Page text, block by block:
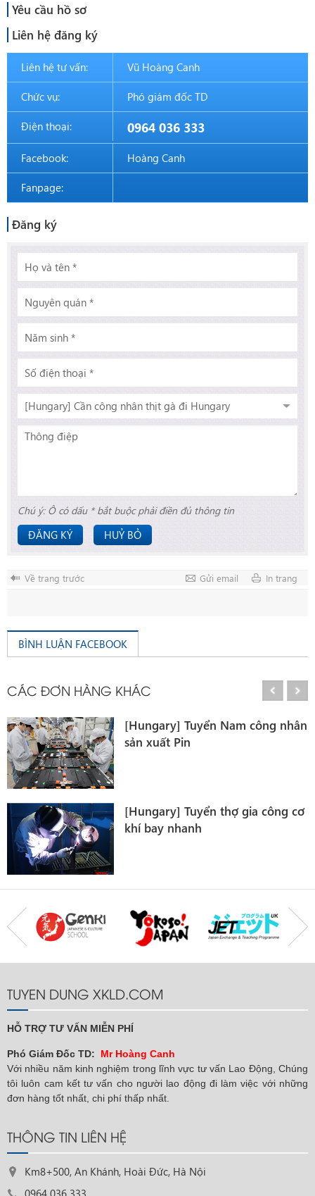
Yêu cầu hồ sơ
Liên hệ đăng ký
Liên hệ tư vấn: Vũ Hoàng Canh
Chức vụ: Phó giám đốc TD
Điện thoại: 0964 036 333
Facebook: Hoàng Canh
Fanpage:
Đăng ký
Chú ý: Ô có dấu * bắt buộc phải điền đủ thông tin
ĐĂNG KÝ HUỶ BỎ
Về trang trước Gửi email In trang
BÌNH LUẬN FACEBOOK
CÁC ĐƠN HÀNG KHÁC
[Hungary] Tuyển Nam công nhân
sản xuất Pin
[Hungary] Tuyển thợ gia công cơ
khí bay nhanh
TUYEN DUNG XKLD.COM
HỖ TRỢ TƯ VẤN MIỄN PHÍ
Phó Giám Đốc TD:
Mr Hoàng Canh
Với nhiều năm kinh nghiệm trong lĩnh vực tư vấn Lao Động, Chúng
tôi luôn cam kết tư vấn cho người lao động đi làm việc với những
đơn hàng tốt nhất, chi phí thấp nhất.
THÔNG TIN LIÊN HỆ
Km8+500, An Khánh, Hoài Đức, Hà Nội